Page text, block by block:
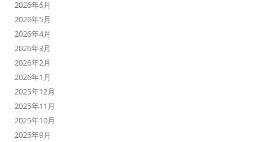
2026年6月
2026年5月
2026年4月
2026年3月
2026年2月
2026年1月
2025年12月
2025年11月
2025年10月
2025年9月